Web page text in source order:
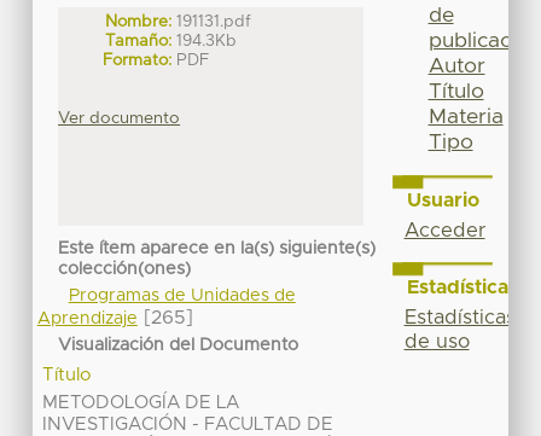
Nombre: 191131.pdf
Tamaño: 194.3Kb
Formato: PDF
Ver documento
Este ítem aparece en la(s) siguiente(s)
colección(ones)
Programas de Unidades de
Aprendizaje
[265]
Visualización del Documento
Título
METODOLOGÍA DE LA
INVESTIGACIÓN - FACULTAD DE
de
publicación
Autor
Título
Materia
Tipo
Usuario
Acceder
Estadísticas
Estadísticas
de uso